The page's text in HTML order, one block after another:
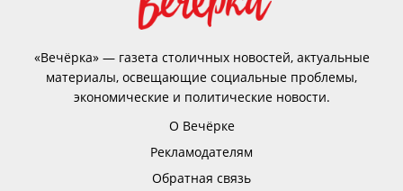
«Вечёрка» — газета столичных новостей, актуальные
материалы, освещающие социальные проблемы,
экономические и политические новости.
О Вечёрке
Рекламодателям
Обратная связь